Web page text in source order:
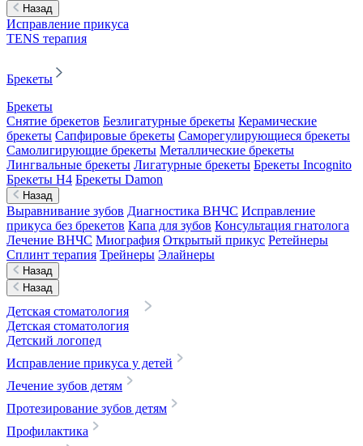
Назад
Исправление прикуса
TENS терапия
Брекеты
Брекеты
Снятие брекетов Безлигатурные брекеты Керамические
брекеты Сапфировые брекеты Саморегулирующиеся брекеты
Самолигирующие брекеты Металлические брекеты
Лингвальные брекеты Лигатурные брекеты Брекеты Incognito
Брекеты H4 Брекеты Damon
Назад
Выравнивание зубов Диагностика ВНЧС Исправление
прикуса без брекетов Капа для зубов Консультация гнатолога
Лечение ВНЧС Миография Открытый прикус Ретейнеры
Сплинт терапия Трейнеры Элайнеры
Назад
Назад
Детская стоматология
Детская стоматология
Детский логопед
Исправление прикуса у детей
Лечение зубов детям
Протезирование зубов детям
Профилактика